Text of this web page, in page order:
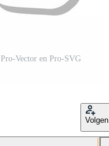
Vector en Pro-SVG
Volgen